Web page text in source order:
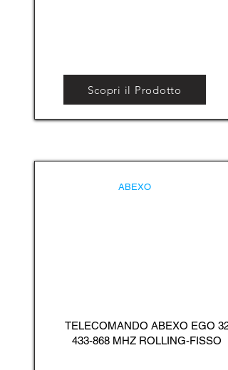
Scopri il Prodotto
ABEXO
TELECOMANDO ABEXO EGO 32
433-868 MHZ ROLLING-FISSO